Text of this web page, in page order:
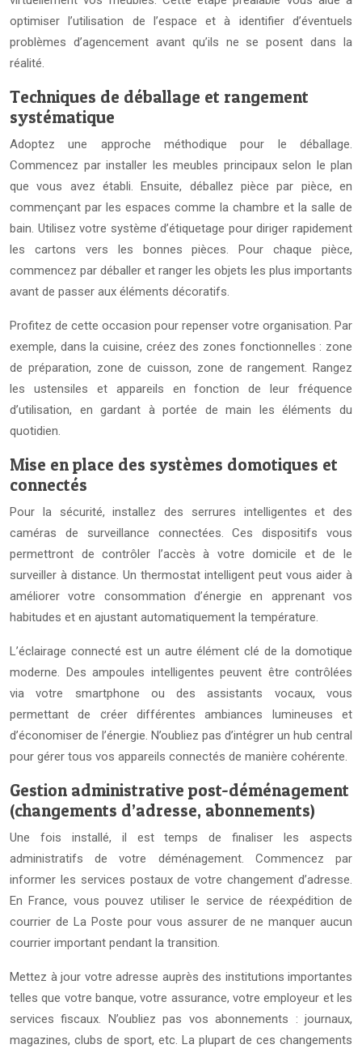
optimiser l’utilisation de l’espace et à identifier d’éventuels
problèmes d’agencement avant qu’ils ne se posent dans la
réalité.
Techniques de déballage et rangement
systématique
Adoptez une approche méthodique pour le déballage.
Commencez par installer les meubles principaux selon le plan
que vous avez établi. Ensuite, déballez pièce par pièce, en
commençant par les espaces comme la chambre et la salle de
bain. Utilisez votre système d’étiquetage pour diriger rapidement
les cartons vers les bonnes pièces. Pour chaque pièce,
commencez par déballer et ranger les objets les plus importants
avant de passer aux éléments décoratifs.
Profitez de cette occasion pour repenser votre organisation. Par
exemple, dans la cuisine, créez des zones fonctionnelles : zone
de préparation, zone de cuisson, zone de rangement. Rangez
les ustensiles et appareils en fonction de leur fréquence
d’utilisation, en gardant à portée de main les éléments du
quotidien.
Mise en place des systèmes domotiques et
connectés
Pour la sécurité, installez des serrures intelligentes et des
caméras de surveillance connectées. Ces dispositifs vous
permettront de contrôler l’accès à votre domicile et de le
surveiller à distance. Un thermostat intelligent peut vous aider à
améliorer votre consommation d’énergie en apprenant vos
habitudes et en ajustant automatiquement la température.
L’éclairage connecté est un autre élément clé de la domotique
moderne. Des ampoules intelligentes peuvent être contrôlées
via votre smartphone ou des assistants vocaux, vous
permettant de créer différentes ambiances lumineuses et
d’économiser de l’énergie. N’oubliez pas d’intégrer un hub central
pour gérer tous vos appareils connectés de manière cohérente.
Gestion administrative post-déménagement
(changements d’adresse, abonnements)
Une fois installé, il est temps de finaliser les aspects
administratifs de votre déménagement. Commencez par
informer les services postaux de votre changement d’adresse.
En France, vous pouvez utiliser le service de réexpédition de
courrier de La Poste pour vous assurer de ne manquer aucun
courrier important pendant la transition.
Mettez à jour votre adresse auprès des institutions importantes
telles que votre banque, votre assurance, votre employeur et les
services fiscaux. N’oubliez pas vos abonnements : journaux,
magazines, clubs de sport, etc. La plupart de ces changements